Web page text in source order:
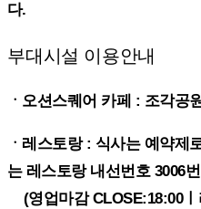
다.
부대시설 이용안내
ㆍ오션스퀘어 카페 : 조각공
ㆍ레스토랑 : 식사는 예약제
는 레스토랑 내선번호 3006
(영업마감 CLOSE:18:00ㅣ